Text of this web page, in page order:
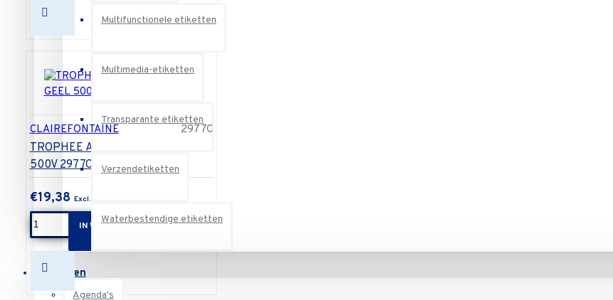
Multifunctionele etiketten
Multimedia-etiketten
Transparante etiketten
Verzendetiketten
Waterbestendige etiketten
Schriften
Agenda's
CLAIREFONTAINE 2977C
TROPHEE A4 80G FLUO GEEL
500V 2977C
€19,38
IN WINKELWAGEN